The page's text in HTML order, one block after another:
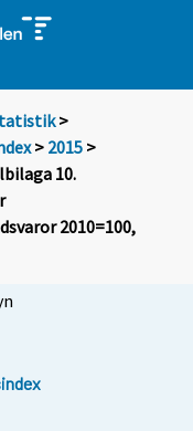
>
> 2015 >
10.
2010=100,